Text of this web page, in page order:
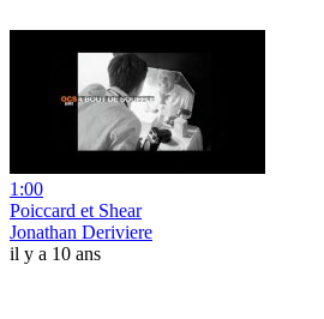
1:00
Poiccard et Shear
Jonathan Deriviere
il y a 10 ans